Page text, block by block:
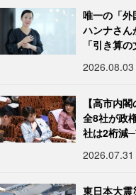
唯一の「外
ハンナさん
「引き算の
2026.08.03
【高市内
全8社が政
社は2桁減
2026.07.31
東日本大震